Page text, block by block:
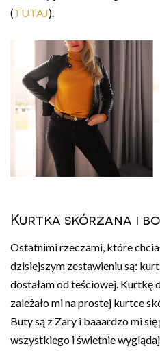
(TUTAJ).
Kurtka skórzana i
Ostatnimi rzeczami, które
dzisiejszym zestawieniu są:
dostałam od teściowej. Kurtkę
zależało mi na prostej kurtce
Buty są z Zary i baaardzo mi
wszystkiego i świetnie